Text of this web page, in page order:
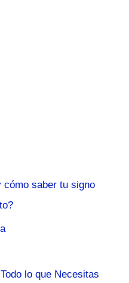
cómo saber tu signo
lo que Necesitas